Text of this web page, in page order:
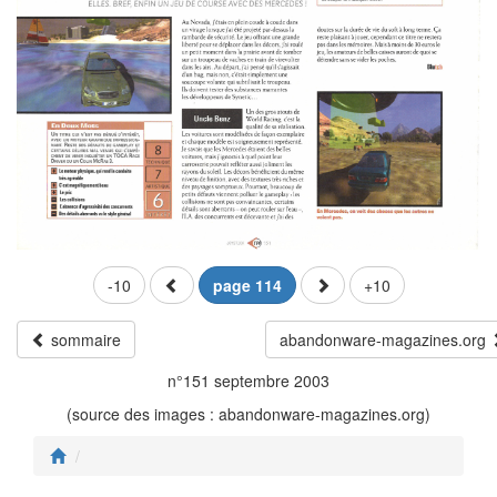
-10 page 114 +10
sommaire
abandonware-magazines.org
n°151 septembre 2003
(source des images : abandonware-magazines.org)